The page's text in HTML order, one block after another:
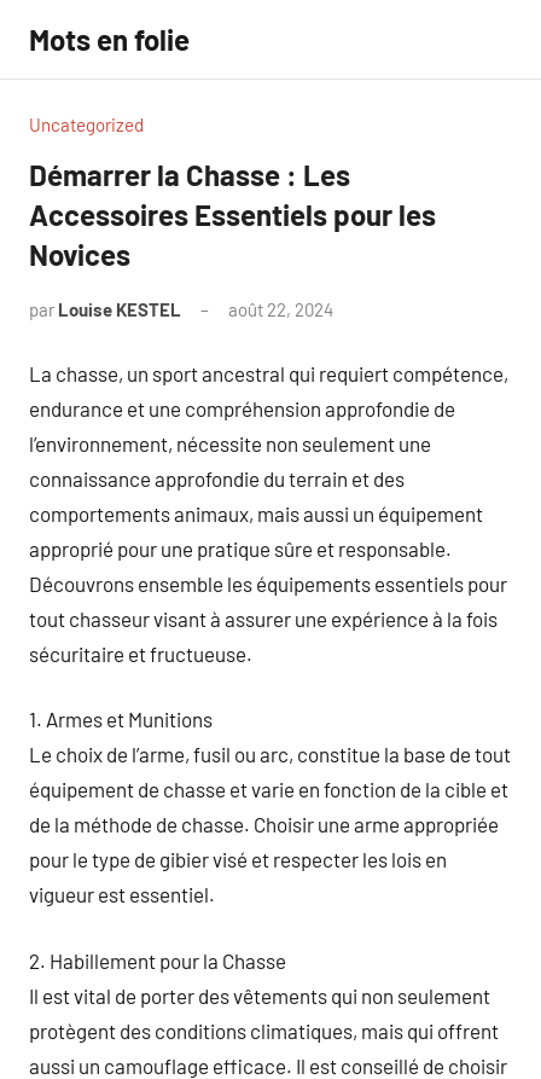
contenu
Mots en folie
Uncategorized
Démarrer la Chasse : Les
Accessoires Essentiels pour les
Novices
par Louise KESTEL août 22, 2024
La chasse, un sport ancestral qui requiert compétence,
endurance et une compréhension approfondie de
l’environnement, nécessite non seulement une
connaissance approfondie du terrain et des
comportements animaux, mais aussi un équipement
approprié pour une pratique sûre et responsable.
Découvrons ensemble les équipements essentiels pour
tout chasseur visant à assurer une expérience à la fois
sécuritaire et fructueuse.
1. Armes et Munitions
Le choix de l’arme, fusil ou arc, constitue la base de tout
équipement de chasse et varie en fonction de la cible et
de la méthode de chasse. Choisir une arme appropriée
pour le type de gibier visé et respecter les lois en
vigueur est essentiel.
2. Habillement pour la Chasse
Il est vital de porter des vêtements qui non seulement
protègent des conditions climatiques, mais qui offrent
aussi un camouflage efficace. Il est conseillé de choisir